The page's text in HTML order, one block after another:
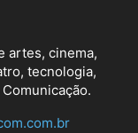
artes, cinema,
tecnologia,